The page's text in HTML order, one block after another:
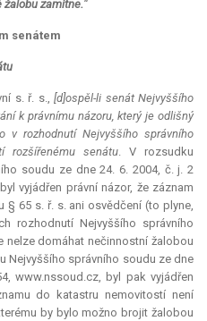
žalobu zamítne.“
senátem
s. ř. s.,[d]ospěl-li senát Nejvyššího
k právnímu názoru, který je odlišný
v rozhodnutí Nejvyššího správního
rozšířenému senátu. V rozsudku
soudu ze dne 24. 6. 2004, č. j. 2
vyjádřen právní názor, že záznam
§ 65 s. ř. s. ani osvědčení (to plyne,
rozhodnutí Nejvyššího správního
nelze domáhat nečinnostní žalobou
Nejvyššího správního soudu ze dne
www.nssoud.cz, byl pak vyjádřen
do katastru nemovitostí není
by bylo možno brojit žalobou